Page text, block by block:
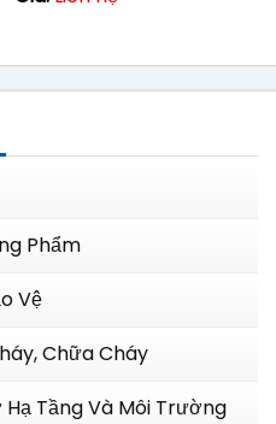
Phẩm
Vệ
Chữa Cháy
Hạ Tầng Và Môi Trường